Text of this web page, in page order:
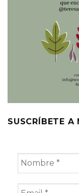
SUSCRÍBETE A